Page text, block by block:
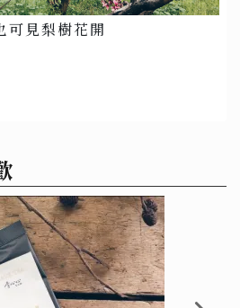
可見梨樹花開